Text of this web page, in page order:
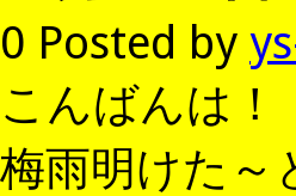
0 Posted by
こんばんは！
梅雨明けた～